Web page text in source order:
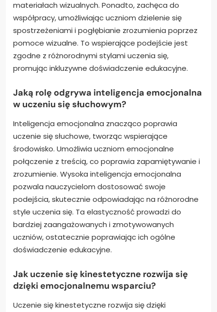
materiałach wizualnych. Ponadto, zachęca do
współpracy, umożliwiając uczniom dzielenie się
spostrzeżeniami i pogłębianie zrozumienia poprzez
pomoce wizualne. To wspierające podejście jest
zgodne z różnorodnymi stylami uczenia się,
promując inkluzywne doświadczenie edukacyjne.
Jaką rolę odgrywa inteligencja emocjonalna
w uczeniu się słuchowym?
Inteligencja emocjonalna znacząco poprawia
uczenie się słuchowe, tworząc wspierające
środowisko. Umożliwia uczniom emocjonalne
połączenie z treścią, co poprawia zapamiętywanie i
zrozumienie. Wysoka inteligencja emocjonalna
pozwala nauczycielom dostosować swoje
podejścia, skutecznie odpowiadając na różnorodne
style uczenia się. Ta elastyczność prowadzi do
bardziej zaangażowanych i zmotywowanych
uczniów, ostatecznie poprawiając ich ogólne
doświadczenie edukacyjne.
Jak uczenie się kinestetyczne rozwija się
dzięki emocjonalnemu wsparciu?
Uczenie się kinestetyczne rozwija się dzięki